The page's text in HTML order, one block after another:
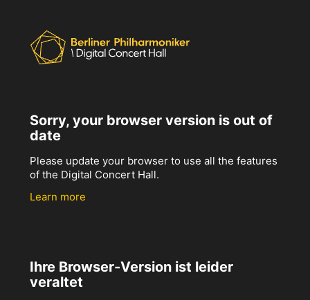
Sorry, your browser version is out of
date
Please update your browser to use all the features
of the Digital Concert Hall.
Learn more
Ihre Browser-Version ist leider
veraltet